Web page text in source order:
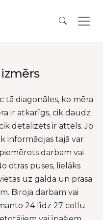
tā diagonāles, ko mēra
ir atkarīgs, cik daudz
detalizēts ir attēls. Jo
informācijas tajā var
darbam vai
otras puses, lielāks
uz galda un prasa
Biroja darbam vai
24 līdz 27 collu